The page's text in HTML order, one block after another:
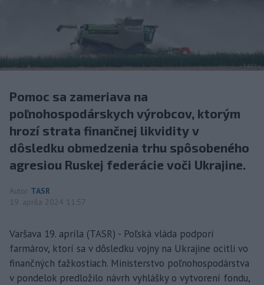
Pomoc sa zameriava na
poľnohospodárskych výrobcov, ktorým
hrozí strata finančnej likvidity v
dôsledku obmedzenia trhu spôsobeného
agresiou Ruskej federácie voči Ukrajine.
Autor TASR
19. apríla 2024 11:57
Varšava 19. apríla (TASR) - Poľská vláda podporí
farmárov, ktorí sa v dôsledku vojny na Ukrajine ocitli vo
finančných ťažkostiach. Ministerstvo poľnohospodárstva
v pondelok predložilo návrh vyhlášky o vytvorení fondu,